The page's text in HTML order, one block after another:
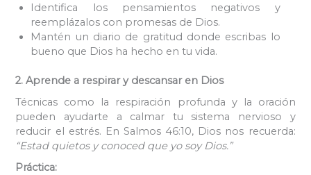
Identifica los pensamientos negativos y
reemplázalos con promesas de Dios.
Mantén un diario de gratitud donde escribas lo
bueno que Dios ha hecho en tu vida.
2. Aprende a respirar y descansar en Dios
Técnicas como la respiración profunda y la oración
pueden ayudarte a calmar tu sistema nervioso y
reducir el estrés. En Salmos 46:10, Dios nos recuerda:
“Estad quietos y conoced que yo soy Dios.”
Práctica: